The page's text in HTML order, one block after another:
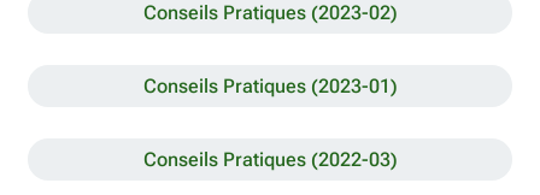
Conseils Pratiques (2023-02)
Conseils Pratiques (2023-01)
Conseils Pratiques (2022-03)